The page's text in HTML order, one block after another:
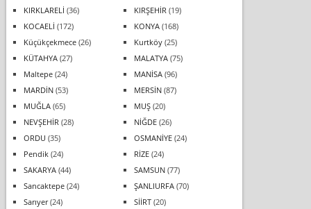
KIRKLARELİ (36) KIRŞEHİR (19)
KOCAELİ (172) KONYA(168)
Küçükçekmece(26) Kurtköy(25)
KÜTAHYA(27) MALATYA(75)
Maltepe(24) MANİSA(96)
MARDİN(53) MERSİN(87)
MUĞLA(65) MUŞ(20)
NEVŞEHİR (28) NİĞDE(26)
ORDU (35) OSMANİYE(24)
Pendik(24) RİZE(24)
SAKARYA(44) SAMSUN(77)
Sancaktepe(24) ŞANLIURFA(70)
Sarıyer(24) SİİRT(20)